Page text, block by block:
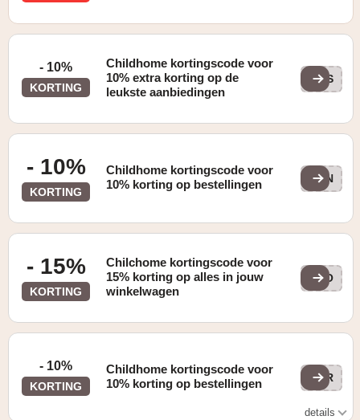
- 10%
KORTING
Childhome kortingscode voor
10% extra korting op de
leukste aanbiedingen
LAS
- 10%
KORTING
Childhome kortingscode voor
10% korting op bestellingen
GON
- 15%
KORTING
Chilchome kortingscode voor
15% korting op alles in jouw
winkelwagen
WOO
- 10%
KORTING
Childhome kortingscode voor
10% korting op bestellingen
SPR
details